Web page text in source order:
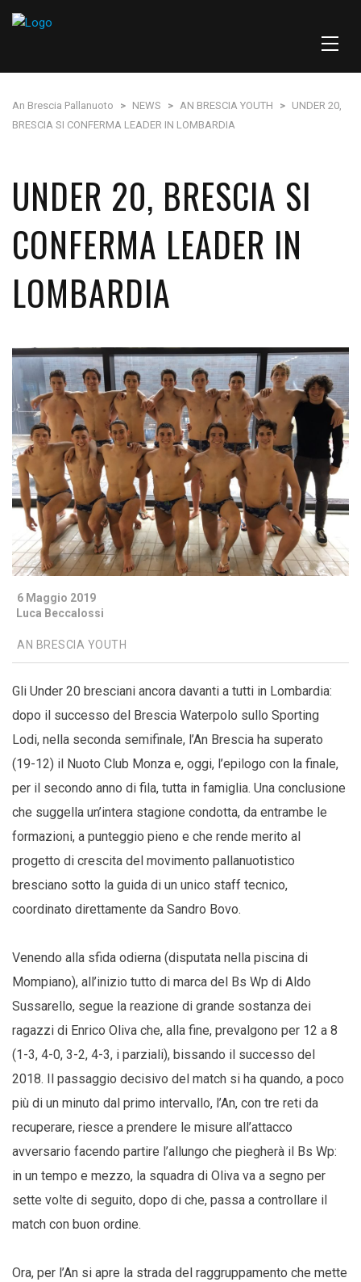
An Brescia Pallanuoto > NEWS > AN BRESCIA YOUTH > UNDER 20,
BRESCIA SI CONFERMA LEADER IN LOMBARDIA
UNDER 20, BRESCIA SI
CONFERMA LEADER IN
LOMBARDIA
6 Maggio 2019
Luca Beccalossi
AN BRESCIA YOUTH
Gli Under 20 bresciani ancora davanti a tutti in Lombardia:
dopo il successo del Brescia Waterpolo sullo Sporting
Lodi, nella seconda semifinale, l’An Brescia ha superato
(19-12) il Nuoto Club Monza e, oggi, l’epilogo con la finale,
per il secondo anno di fila, tutta in famiglia. Una conclusione
che suggella un’intera stagione condotta, da entrambe le
formazioni, a punteggio pieno e che rende merito al
progetto di crescita del movimento pallanuotistico
bresciano sotto la guida di un unico staff tecnico,
coordinato direttamente da Sandro Bovo.
Venendo alla sfida odierna (disputata nella piscina di
Mompiano), all’inizio tutto di marca del Bs Wp di Aldo
Sussarello, segue la reazione di grande sostanza dei
ragazzi di Enrico Oliva che, alla fine, prevalgono per 12 a 8
(1-3, 4-0, 3-2, 4-3, i parziali), bissando il successo del
2018. Il passaggio decisivo del match si ha quando, a poco
più di un minuto dal primo intervallo, l’An, con tre reti da
recuperare, riesce a prendere le misure all’attacco
avversario facendo partire l’allungo che piegherà il Bs Wp:
in un tempo e mezzo, la squadra di Oliva va a segno per
sette volte di seguito, dopo di che, passa a controllare il
match con buon ordine.
Ora, per l’An si apre la strada del raggruppamento che mette